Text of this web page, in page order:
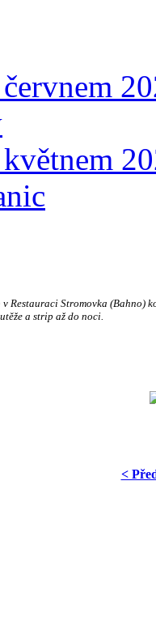
Restauraci Stromovka (Bahno)
a strip až do noci.
<